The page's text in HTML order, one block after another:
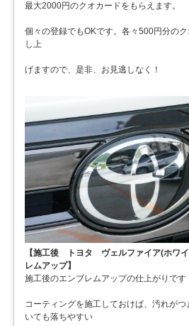
最大2000円のクオカードをもらえます。
個々の登録でもOKです。各々500円分の
し上
げますので、是非、お見逃しなく！
【施工後 トヨタ ヴェルファイア(ホワ
レムアップ】
施工後のエンブレムアップの仕上がりです
コーティングを施工しておけば、汚れがつ
いても落ちやすい